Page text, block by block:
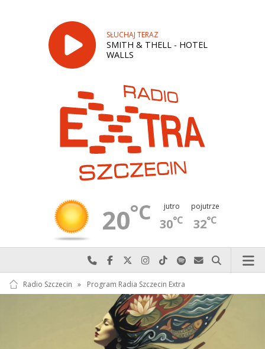
SŁUCHAJ TERAZ
SMITH & THELL - HOTEL
WALLS
20°C jutro
30°C
pojutrze
32°C
Najlepiej po prostu do nas zadzwoń
Odwiedź nas na Facebook-u
Odwiedź nas na X
Odwiedź nas na Instagram-ie
Odwiedź nas na TikTok-u
Szukaj nas na Spotify
Wyślij do nas
Szukaj
Radio Szczecin » Program Radia Szczecin Extra